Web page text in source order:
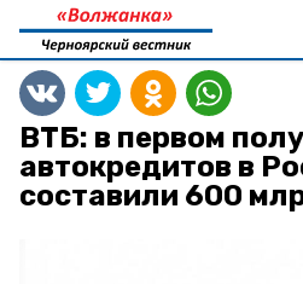
ВТБ: в первом
автокредитов в
составили 600